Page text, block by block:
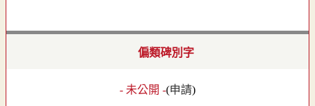
偏類碑別字
- 未公開 -(申請)